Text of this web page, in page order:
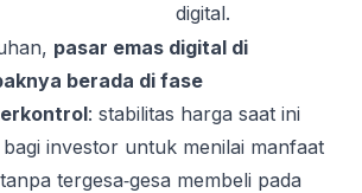
digital.
pasar emas digital di
berada di fase
: stabilitas harga saat ini
investor untuk menilai manfaat
tergesa‑gesa membeli pada